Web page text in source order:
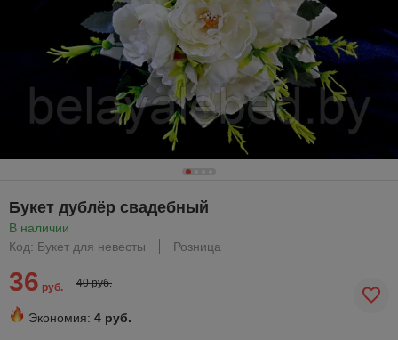
Букет дублёр свадебный
В наличии
Код: Букет для невесты
Розница
36 руб. 40 руб.
Экономия: 4 руб.